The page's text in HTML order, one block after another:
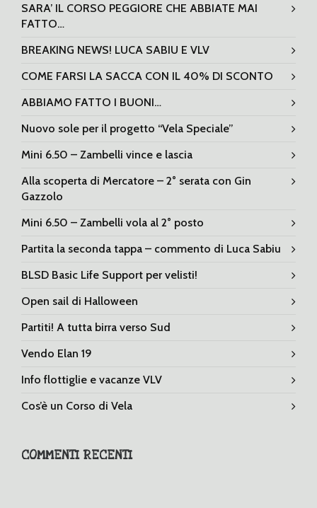
SARA’ IL CORSO PEGGIORE CHE ABBIATE MAI
FATTO…
BREAKING NEWS! LUCA SABIU E VLV
COME FARSI LA SACCA CON IL 40% DI SCONTO
ABBIAMO FATTO I BUONI…
Nuovo sole per il progetto “Vela Speciale”
Mini 6.50 – Zambelli vince e lascia
Alla scoperta di Mercatore – 2° serata con Gin
Gazzolo
Mini 6.50 – Zambelli vola al 2° posto
Partita la seconda tappa – commento di Luca Sabiu
BLSD Basic Life Support per velisti!
Open sail di Halloween
Partiti! A tutta birra verso Sud
Vendo Elan 19
Info flottiglie e vacanze VLV
Cos’è un Corso di Vela
COMMENTI RECENTI